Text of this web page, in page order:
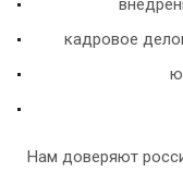
кадровое
Нам доверяют